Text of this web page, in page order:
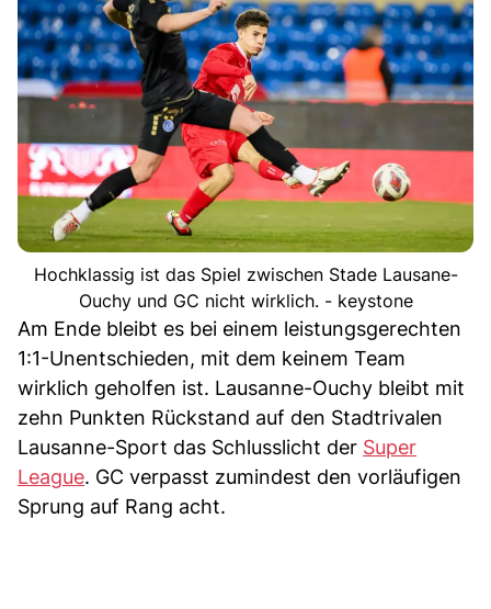
Hochklassig ist das Spiel zwischen Stade Lausane-
Ouchy und GC nicht wirklich. - keystone
Am Ende bleibt es bei einem leistungsgerechten
1:1-Unentschieden, mit dem keinem Team
wirklich geholfen ist. Lausanne-Ouchy bleibt mit
zehn Punkten Rückstand auf den Stadtrivalen
Lausanne-Sport das Schlusslicht der Super
League. GC verpasst zumindest den vorläufigen
Sprung auf Rang acht.